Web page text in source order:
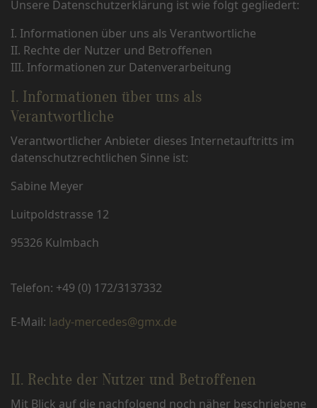
Unsere Datenschutzerklärung ist wie folgt gegliedert:
I. Informationen über uns als Verantwortliche
II. Rechte der Nutzer und Betroffenen
III. Informationen zur Datenverarbeitung
I. Informationen über uns als
Verantwortliche
Verantwortlicher Anbieter dieses Internetauftritts im
datenschutzrechtlichen Sinne ist:
Sabine Meyer
Luitpoldstrasse 12
95326 Kulmbach
Telefon: +49 (0) 172/3137332
E-Mail: lady-mercedes@gmx.de
II. Rechte der Nutzer und Betroffenen
Mit Blick auf die nachfolgend noch näher beschriebene